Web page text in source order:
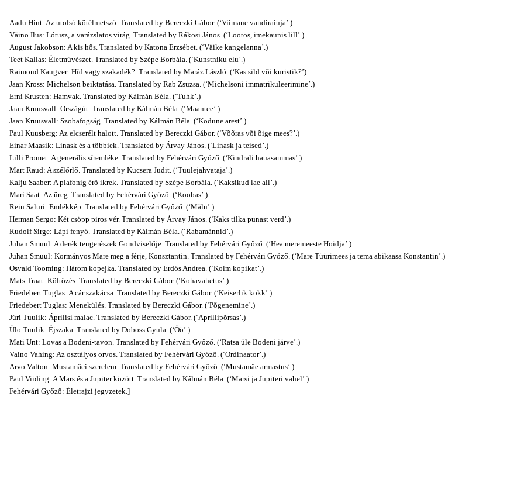
Aadu Hint: Az utolsó kötélmetsző. Translated by Bereczki Gábor. (‘Viimane vandiraiuja’.)
Väino Ilus: Lótusz, a varázslatos virág. Translated by Rákosi János. (‘Lootos, imekaunis lill’.)
August Jakobson: A kis hős. Translated by Katona Erzsébet. (‘Väike kangelanna’.)
Teet Kallas: Életművészet. Translated by Szépe Borbála. (‘Kunstniku elu’.)
Raimond Kaugver: Híd vagy szakadék?. Translated by Maráz László. (‘Kas sild või kuristik?’)
Jaan Kross: Michelson beiktatása. Translated by Rab Zsuzsa. (‘Michelsoni immatrikuleerimine’.)
Erni Krusten: Hamvak. Translated by Kálmán Béla. (‘Tuhk’.)
Jaan Kruusvall: Országút. Translated by Kálmán Béla. (‘Maantee’.)
Jaan Kruusvall: Szobafogság. Translated by Kálmán Béla. (‘Kodune arest’.)
Paul Kuusberg: Az elcserélt halott. Translated by Bereczki Gábor. (‘Võõras või õige mees?’.)
Einar Maasik: Linask és a többiek. Translated by Árvay János. (‘Linask ja teised’.)
Lilli Promet: A generális síremléke. Translated by Fehérvári Győző. (‘Kindrali hauasammas’.)
Mart Raud: A szélőrlő. Translated by Kucsera Judit. (‘Tuulejahvataja’.)
Kalju Saaber: A plafonig érő ikrek. Translated by Szépe Borbála. (‘Kaksikud lae all’.)
Mari Saat: Az üreg. Translated by Fehérvári Győző. (‘Koobas’.)
Rein Saluri: Emlékkép. Translated by Fehérvári Győző. (‘Mälu’.)
Herman Sergo: Két csöpp piros vér. Translated by Árvay János. (‘Kaks tilka punast verd’.)
Rudolf Sirge: Lápi fenyő. Translated by Kálmán Béla. (‘Rabamännid’.)
Juhan Smuul: A derék tengerészek Gondviselője. Translated by Fehérvári Győző. (‘Hea meremeeste Hoidja’.)
Juhan Smuul: Kormányos Mare meg a férje, Konsztantin. Translated by Fehérvári Győző. (‘Mare Tüürimees ja tema abikaasa Konstantin’.)
Osvald Tooming: Három kopejka. Translated by Erdős Andrea. (‘Kolm kopikat’.)
Mats Traat: Költözés. Translated by Bereczki Gábor. (‘Kohavahetus’.)
Friedebert Tuglas: A cár szakácsa. Translated by Bereczki Gábor. (‘Keiserlik kokk’.)
Friedebert Tuglas: Menekülés. Translated by Bereczki Gábor. (‘Põgenemine’.)
Jüri Tuulik: Áprilisi malac. Translated by Bereczki Gábor. (‘Aprillipõrsas’.)
Ülo Tuulik: Éjszaka. Translated by Doboss Gyula. (‘Öö’.)
Mati Unt: Lovas a Bodeni-tavon. Translated by Fehérvári Győző. (‘Ratsa üle Bodeni järve’.)
Vaino Vahing: Az osztályos orvos. Translated by Fehérvári Győző. (‘Ordinaator’.)
Arvo Valton: Mustamäei szerelem. Translated by Fehérvári Győző. (‘Mustamäe armastus’.)
Paul Viiding: A Mars és a Jupiter között. Translated by Kálmán Béla. (‘Marsi ja Jupiteri vahel’.)
Fehérvári Győző: Életrajzi jegyzetek.]